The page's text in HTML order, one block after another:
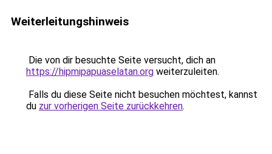
Weiterleitungshinweis
Die von dir besuchte Seite versucht, dich an
https://hipmipapuaselatan.org weiterzuleiten.
Falls du diese Seite nicht besuchen möchtest, kannst
du zur vorherigen Seite zurückkehren.